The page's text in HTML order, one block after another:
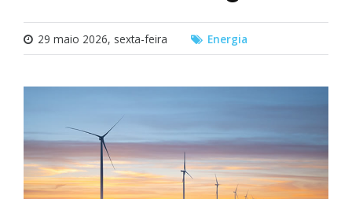
29 maio 2026, sexta-feira Energia